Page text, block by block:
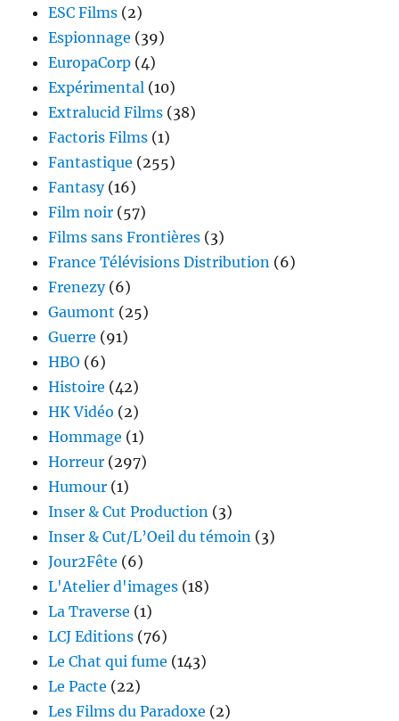
ESC Films (2)
Espionnage (39)
EuropaCorp (4)
Expérimental (10)
Extralucid Films (38)
Factoris Films (1)
Fantastique (255)
Fantasy(16)
Film noir (57)
Films sans Frontières (3)
France Télévisions Distribution (6)
Frenezy(6)
Gaumont (25)
Guerre (91)
HBO (6)
Histoire (42)
HK Vidéo (2)
Hommage (1)
Horreur (297)
Humour (1)
Inser & Cut Production (3)
Inser & Cut/L’Oeil du témoin (3)
Jour2Fête (6)
L'Atelier d'images (18)
La Traverse (1)
LCJ Editions (76)
Le Chat qui fume (143)
Le Pacte (22)
Les Films du Paradoxe (2)